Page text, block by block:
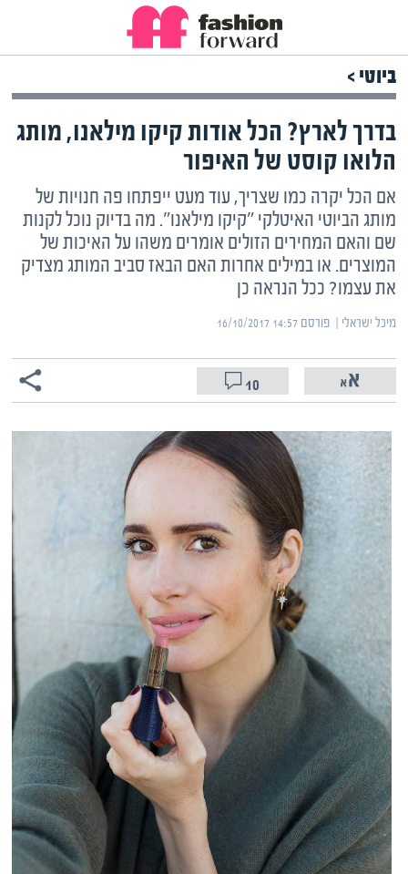
ביוטי >
בדרך לארץ? הכל אודות קיקו מילאנו, מותג
הלואו קוסט של האיפור
אם הכל יקרה כמו שצריך, עוד מעט ייפתחו פה חנויות של
מותג הביוטי האיטלקי "קיקו מילאנו". מה בדיוק נוכל לקנות
שם והאם המחירים הזולים אומרים משהו על האיכות של
המוצרים. או במילים אחרות האם הבאז סביב המותג מצדיק
את עצמו? ככל הנראה כן
מיכל ישראלי | ‏פורסם ‎16/10/2017 14:57
10